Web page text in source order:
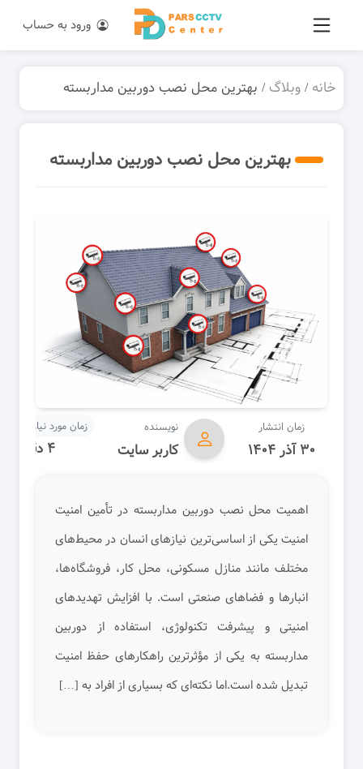
ورود به حساب
خانه/وبلاگ/ بهترین محل نصب دوربین مداربسته
بهترین محل نصب دوربین مداربسته
زمان انتشار
۳۰ آذر ۱۴۰۴
نویسنده
کاربر سایت
زمان مورد نیاز برای
۴ دقیقه
اهمیت محل نصب دوربین مداربسته در تأمین امنیت
امنیت یکی از اساسی‌ترین نیازهای انسان در محیط‌های
مختلف مانند منازل مسکونی، محل کار، فروشگاه‌ها،
انبارها و فضاهای صنعتی است. با افزایش تهدیدهای
امنیتی و پیشرفت تکنولوژی، استفاده از دوربین
مداربسته به یکی از مؤثرترین راهکارهای حفظ امنیت
تبدیل شده است.اما نکته‌ای که بسیاری از افراد به […]